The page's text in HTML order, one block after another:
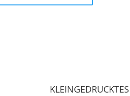
KLEINGEDRUCKTES